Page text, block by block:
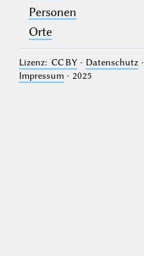
Personen
Orte
Lizenz: CC BY· Datenschutz·
Impressum· 2025